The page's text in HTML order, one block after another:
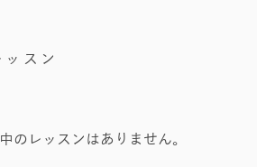
スン
のレッスンはありません。